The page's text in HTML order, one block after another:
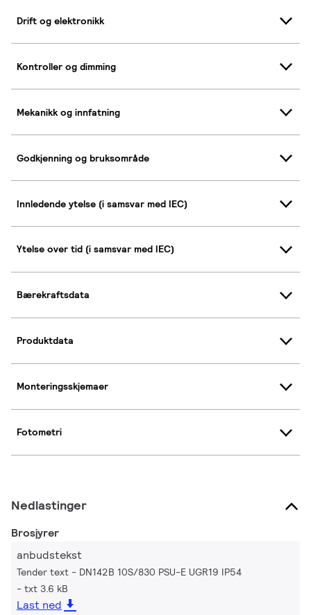
Drift og elektronikk
Kontroller og dimming
Mekanikk og innfatning
Godkjenning og bruksområde
Innledende ytelse (i samsvar med IEC)
Ytelse over tid (i samsvar med IEC)
Bærekraftsdata
Produktdata
Monteringsskjemaer
Fotometri
Nedlastinger
Brosjyrer
anbudstekst
Tender text - DN142B 10S/830 PSU-E UGR19 IP54
txt 3.6 kB
Last ned